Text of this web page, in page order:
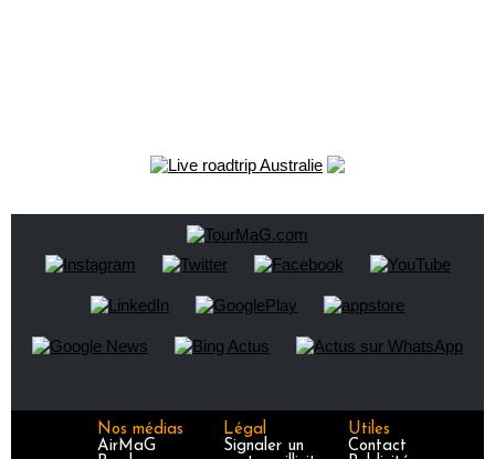
Nos médias
AirMaG
Légal
Signaler un
Utiles
Contact